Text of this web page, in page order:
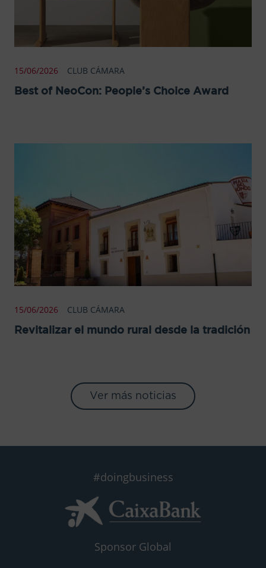
15/06/2026 CLUB CÁMARA
Best of NeoCon: People’s Choice Award
15/06/2026 CLUB CÁMARA
Revitalizar el mundo rural desde la tradición
Ver más noticias
#doingbusiness
Sponsor Global